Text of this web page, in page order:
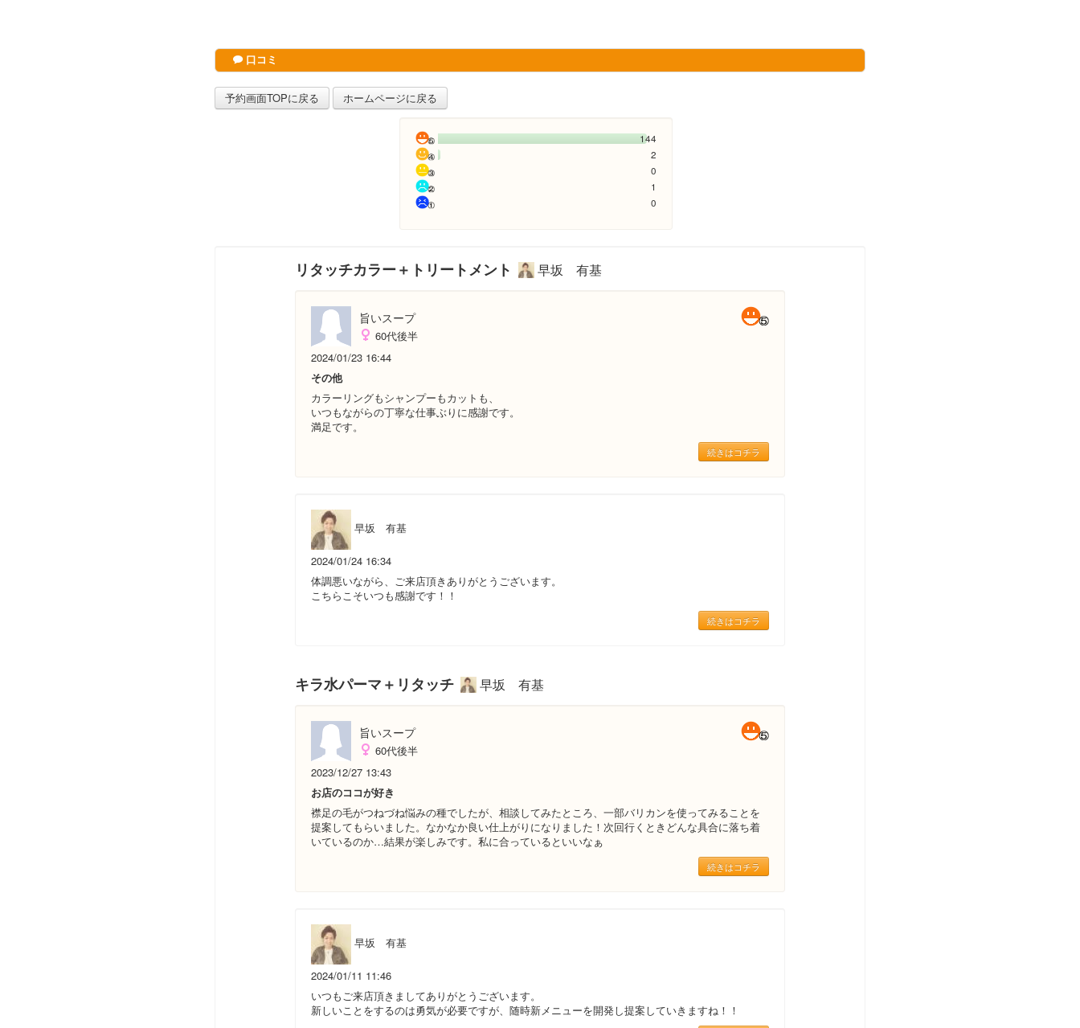
口コミ
予約画面TOPに戻る ホームページに戻る
144
2
0
1
0
リタッチカラー＋トリートメント 早坂 有基
旨いスープ
60代後半
2024/01/23 16:44
その他
カラーリングもシャンプーもカットも、
いつもながらの丁寧な仕事ぶりに感謝です。
満足です。
続きはコチラ
早坂 有基
2024/01/24 16:34
体調悪いながら、ご来店頂きありがとうございます。
こちらこそいつも感謝です！！
続きはコチラ
キラ水パーマ＋リタッチ 早坂 有基
旨いスープ
60代後半
2023/12/27 13:43
お店のココが好き
襟足の毛がつねづね悩みの種でしたが、相談してみたところ、一部バリカンを使ってみることを
提案してもらいました。なかなか良い仕上がりになりました！次回行くときどんな具合に落ち着
いているのか…結果が楽しみです。私に合っているといいなぁ
続きはコチラ
早坂 有基
2024/01/11 11:46
いつもご来店頂きましてありがとうございます。
新しいことをするのは勇気が必要ですが、随時新メニューを開発し提案していきますね！！